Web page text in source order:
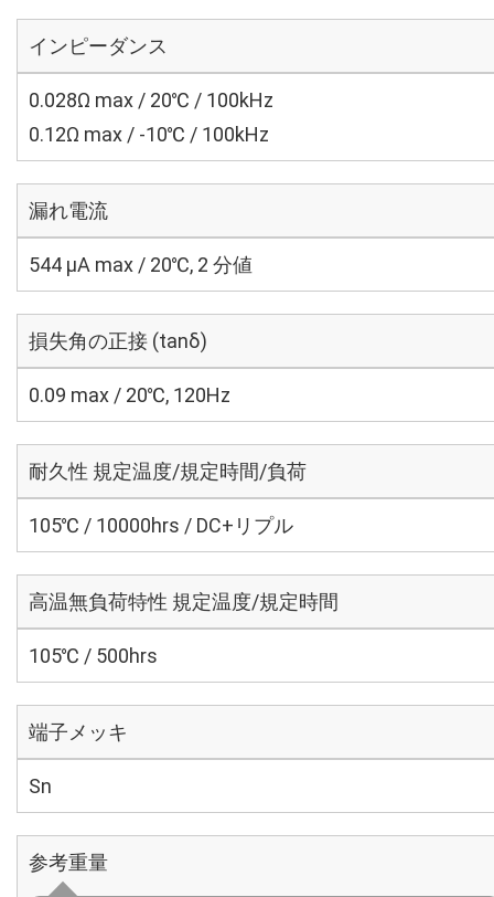
インピーダンス
0.028Ω max / 20℃ / 100kHz
0.12Ω max / -10℃ / 100kHz
漏れ電流
544 μA max / 20℃, 2 分値
損失角の正接 (tanδ)
0.09 max / 20℃, 120Hz
耐久性 規定温度/規定時間/負荷
105℃ / 10000hrs / DC+リプル
高温無負荷特性 規定温度/規定時間
105℃ / 500hrs
端子メッキ
Sn
参考重量